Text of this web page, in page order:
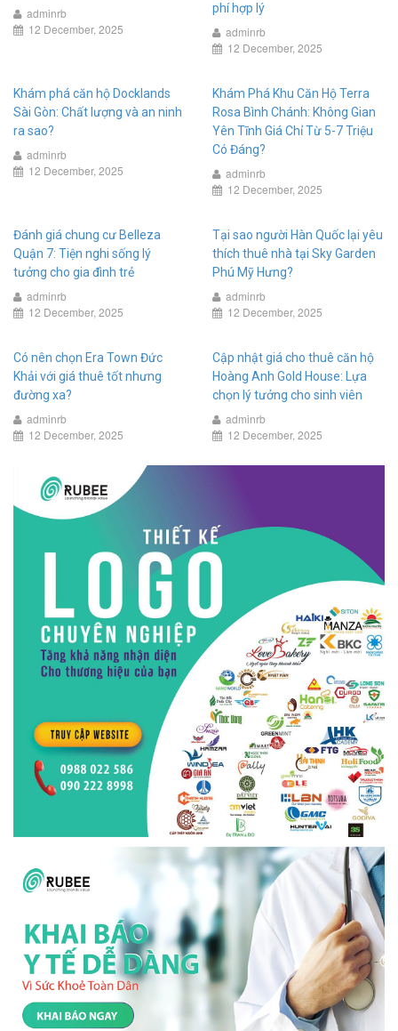
adminrb
12 December, 2025
phí hợp lý
adminrb
12 December, 2025
Khám phá căn hộ Docklands
Sài Gòn: Chất lượng và an ninh
ra sao?
adminrb
12 December, 2025
Khám Phá Khu Căn Hộ Terra
Rosa Bình Chánh: Không Gian
Yên Tĩnh Giá Chỉ Từ 5-7 Triệu
Có Đáng?
adminrb
12 December, 2025
Đánh giá chung cư Belleza
Quận 7: Tiện nghi sống lý
tưởng cho gia đình trẻ
adminrb
12 December, 2025
Tại sao người Hàn Quốc lại yêu
thích thuê nhà tại Sky Garden
Phú Mỹ Hưng?
adminrb
12 December, 2025
Có nên chọn Era Town Đức
Khải với giá thuê tốt nhưng
đường xa?
adminrb
12 December, 2025
Cập nhật giá cho thuê căn hộ
Hoàng Anh Gold House: Lựa
chọn lý tưởng cho sinh viên
adminrb
12 December, 2025